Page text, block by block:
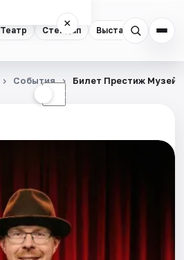
Театр Стендап Выставки
×
☾
События Билет Престиж Музей